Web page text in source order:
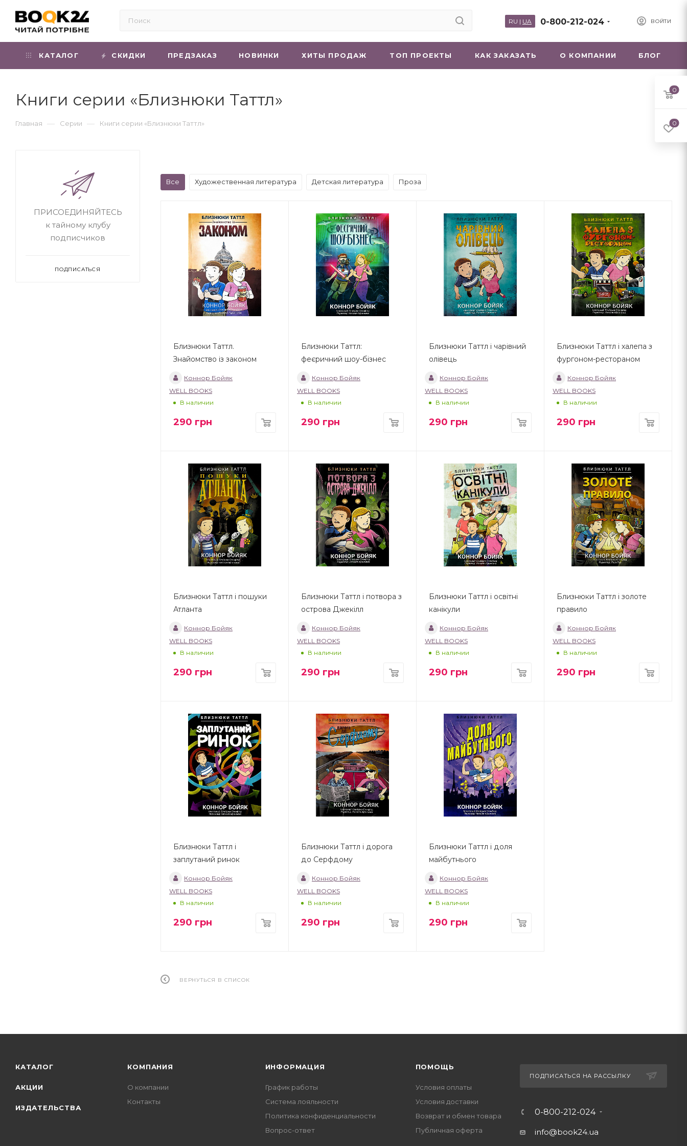
ВОЙТИ
0-800-212-024
RU | UA
КАТАЛОГ СКИДКИ ПРЕДЗАКАЗ НОВИНКИ ХИТЫ ПРОДАЖ ТОП ПРОЕКТЫ КАК ЗАКАЗАТЬ О КОМПАНИИ БЛОГ
Книги серии «Близнюки Таттл»
Главная — Серии — Книги серии «Близнюки Таттл»
Все Художественная литература Детская литература Проза
Близнюки Таттл.
Знайомство із законом
Коннор Бойяк
WELL BOOKS
В наличии
290 грн
Близнюки Таттл:
феєричний шоу-бізнес
Коннор Бойяк
WELL BOOKS
В наличии
290 грн
Близнюки Таттл і чарівний
олівець
Коннор Бойяк
WELL BOOKS
В наличии
290 грн
Близнюки Таттл і халепа з
фургоном-рестораном
Коннор Бойяк
WELL BOOKS
В наличии
290 грн
Близнюки Таттл і пошуки
Атланта
Коннор Бойяк
WELL BOOKS
В наличии
290 грн
Близнюки Таттл і потвора з
острова Джекілл
Коннор Бойяк
WELL BOOKS
В наличии
290 грн
Близнюки Таттл і освітні
канікули
Коннор Бойяк
WELL BOOKS
В наличии
290 грн
Близнюки Таттл і золоте
правило
Коннор Бойяк
WELL BOOKS
В наличии
290 грн
Близнюки Таттл і
заплутаний ринок
Коннор Бойяк
WELL BOOKS
В наличии
290 грн
Близнюки Таттл і дорога
до Серфдому
Коннор Бойяк
WELL BOOKS
В наличии
290 грн
Близнюки Таттл і доля
майбутнього
Коннор Бойяк
WELL BOOKS
В наличии
290 грн
ВЕРНУТЬСЯ В СПИСОК
ПРИСОЕДИНЯЙТЕСЬ
к тайному клубу
подписчиков
ПОДПИСАТЬСЯ
КАТАЛОГ
АКЦИИ
ИЗДАТЕЛЬСТВА
КОМПАНИЯ
О компании
Контакты
ИНФОРМАЦИЯ
График работы
Система лояльности
Политика конфиденциальности
Вопрос-ответ
ПОМОЩЬ
Условия оплаты
Условия доставки
Возврат и обмен товара
Публичная оферта
ПОДПИСАТЬСЯ НА РАССЫЛКУ
0-800-212-024
info@book24.ua
0
0